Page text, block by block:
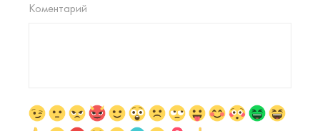
Коментарий